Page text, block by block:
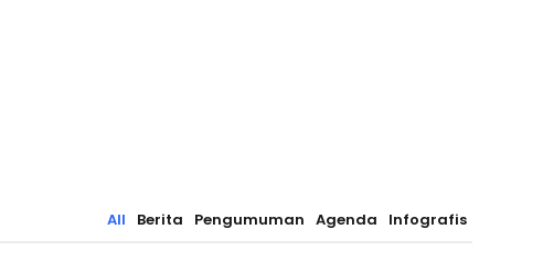
All Berita Pengumuman Agenda Infografis